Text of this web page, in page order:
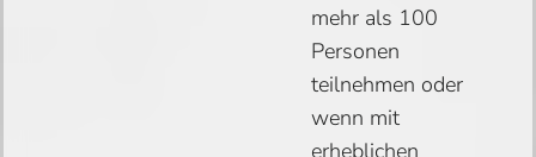
mehr als 100
Personen
teilnehmen oder
wenn mit
erheblichen